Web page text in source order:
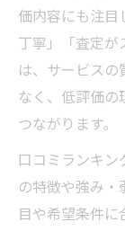
価内容にも注目
丁寧」「査定が
は、サービスの
なく、低評価の
つながります。
口コミランキン
の特徴や強み・
目や希望条件